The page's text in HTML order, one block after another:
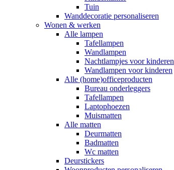
Tuin
Wanddecoratie personaliseren
Wonen & werken
Alle lampen
Tafellampen
Wandlampen
Nachtlampjes voor kinderen
Wandlampen voor kinderen
Alle (home)officeproducten
Bureau onderleggers
Tafellampen
Laptophoezen
Muismatten
Alle matten
Deurmatten
Badmatten
Wc matten
Deurstickers